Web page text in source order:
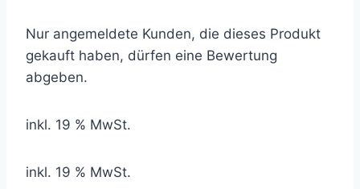
Nur angemeldete Kunden, die dieses Produkt
gekauft haben, dürfen eine Bewertung
abgeben.
inkl. 19 % MwSt.
inkl. 19 % MwSt.